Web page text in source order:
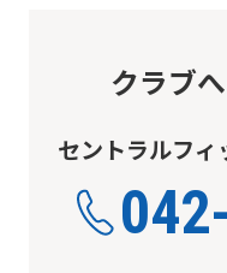
クラブ
セントラルフ